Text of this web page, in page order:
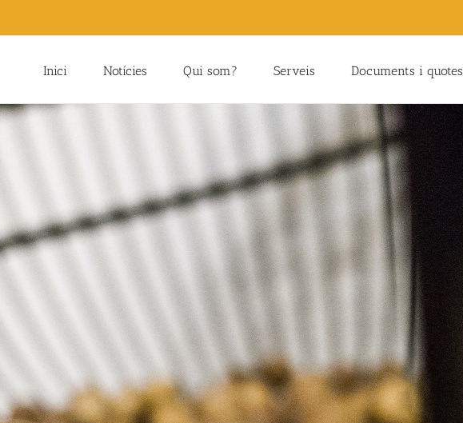
Inici Notícies Qui som? Serveis Documents i quotes